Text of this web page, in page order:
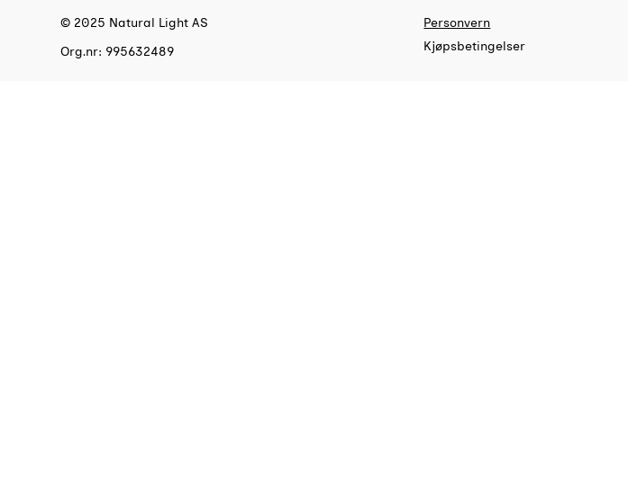
© 2025 Natural Light AS
Org.nr: 995632489
Personvern
Kjøpsbetingelser